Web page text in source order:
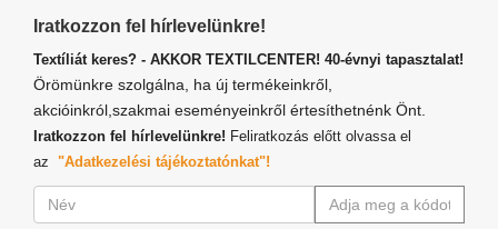
Iratkozzon fel hírlevelünkre!
Textíliát keres? - AKKOR TEXTILCENTER! 40-évnyi tapasztalat!
Örömünkre szolgálna, ha új termékeinkről,
akcióinkról,szakmai eseményeinkről értesíthetnénk Önt.
Iratkozzon fel hírlevelünkre! Feliratkozás előtt olvassa el
az "Adatkezelési tájékoztatónkat"!